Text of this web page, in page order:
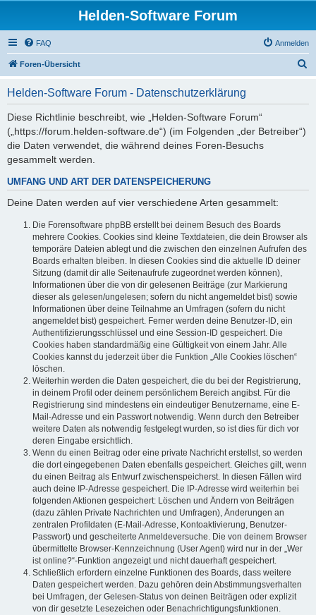
Helden-Software Forum
FAQ Anmelden
Foren-Übersicht
Helden-Software Forum - Datenschutzerklärung
Diese Richtlinie beschreibt, wie „Helden-Software Forum“
(„https://forum.helden-software.de“) (im Folgenden „der Betreiber“)
die Daten verwendet, die während deines Foren-Besuchs
gesammelt werden.
UMFANG UND ART DER DATENSPEICHERUNG
Deine Daten werden auf vier verschiedene Arten gesammelt:
Die Forensoftware phpBB erstellt bei deinem Besuch des Boards
mehrere Cookies. Cookies sind kleine Textdateien, die dein Browser als
temporäre Dateien ablegt und die zwischen den einzelnen Aufrufen des
Boards erhalten bleiben. In diesen Cookies sind die aktuelle ID deiner
Sitzung (damit dir alle Seitenaufrufe zugeordnet werden können),
Informationen über die von dir gelesenen Beiträge (zur Markierung
dieser als gelesen/ungelesen; sofern du nicht angemeldet bist) sowie
Informationen über deine Teilnahme an Umfragen (sofern du nicht
angemeldet bist) gespeichert. Ferner werden deine Benutzer-ID, ein
Authentifizierungsschlüssel und eine Session-ID gespeichert. Die
Cookies haben standardmäßig eine Gültigkeit von einem Jahr. Alle
Cookies kannst du jederzeit über die Funktion „Alle Cookies löschen“
löschen.
Weiterhin werden die Daten gespeichert, die du bei der Registrierung,
in deinem Profil oder deinem persönlichem Bereich angibst. Für die
Registrierung sind mindestens ein eindeutiger Benutzername, eine E-
Mail-Adresse und ein Passwort notwendig. Wenn durch den Betreiber
weitere Daten als notwendig festgelegt wurden, so ist dies für dich vor
deren Eingabe ersichtlich.
Wenn du einen Beitrag oder eine private Nachricht erstellst, so werden
die dort eingegebenen Daten ebenfalls gespeichert. Gleiches gilt, wenn
du einen Beitrag als Entwurf zwischenspeicherst. In diesen Fällen wird
auch deine IP-Adresse gespeichert. Die IP-Adresse wird weiterhin bei
folgenden Aktionen gespeichert: Löschen und Ändern von Beiträgen
(dazu zählen Private Nachrichten und Umfragen), Änderungen an
zentralen Profildaten (E-Mail-Adresse, Kontoaktivierung, Benutzer-
Passwort) und gescheiterte Anmeldeversuche. Die von deinem Browser
übermittelte Browser-Kennzeichnung (User Agent) wird nur in der „Wer
ist online?“-Funktion angezeigt und nicht dauerhaft gespeichert.
Schließlich erfordern einzelne Funktionen des Boards, dass weitere
Daten gespeichert werden. Dazu gehören dein Abstimmungsverhalten
bei Umfragen, der Gelesen-Status von deinen Beiträgen oder explizit
von dir gesetzte Lesezeichen oder Benachrichtigungsfunktionen.